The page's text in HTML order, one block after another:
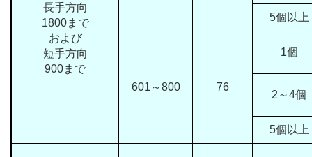
長手方向
1800まで
および
短手方向
900まで
5個以上
601～800 76
1個
2～4個
5個以上